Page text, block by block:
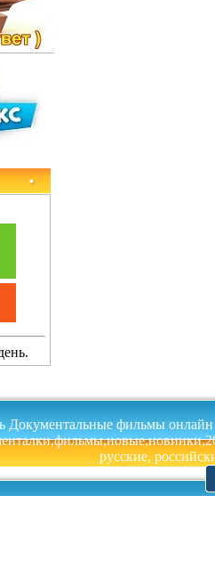
Документальные фильмы онлайн
русские,